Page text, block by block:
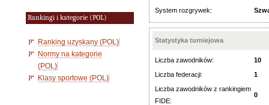
Rankingi i kategorie (POL)
Ranking uzyskany (POL)
Normy na kategorie
(POL)
Klasy sportowe (POL)
System rozgrywek:
Statystyka turniejowa
Liczba zawodników:
10
Liczba federacji:
1
Liczba zawodników z rankingiem
FIDE:
0